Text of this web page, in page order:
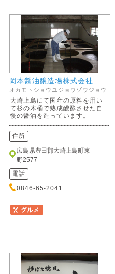
岡本醤油醸造場株式会社
オカモトショウユジョウゾウジョウ
大崎上島にて国産の原料を用い
て杉の木桶で熟成醗酵させた自
慢の醤油を造っています。
住所
広島県豊田郡大崎上島町東
野2577
電話
0846-65-2041